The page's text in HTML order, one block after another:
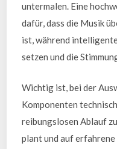
untermalen. Eine
dafür, dass die Musik
ist, während
setzen und die
Wichtig ist, bei der
Komponenten
reibungslosen Ablauf
plant und auf